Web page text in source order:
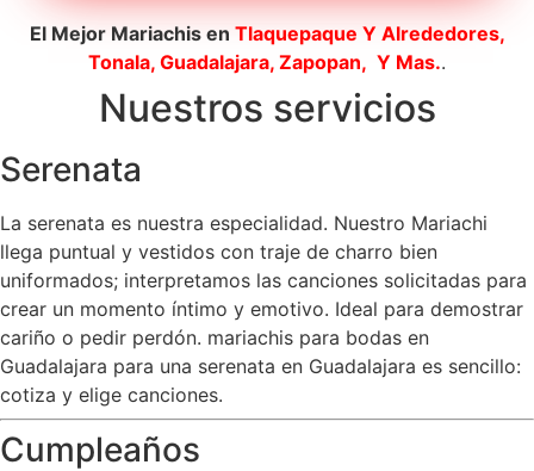
El Mejor Mariachis en Tlaquepaque Y Alrededores,
Tonala, Guadalajara, Zapopan, Y Mas..
Nuestros servicios
Serenata
La serenata es nuestra especialidad. Nuestro Mariachi
llega puntual y vestidos con traje de charro bien
uniformados; interpretamos las canciones solicitadas para
crear un momento íntimo y emotivo. Ideal para demostrar
cariño o pedir perdón. mariachis para bodas en
Guadalajara para una serenata en Guadalajara es sencillo:
cotiza y elige canciones.
Cumpleaños